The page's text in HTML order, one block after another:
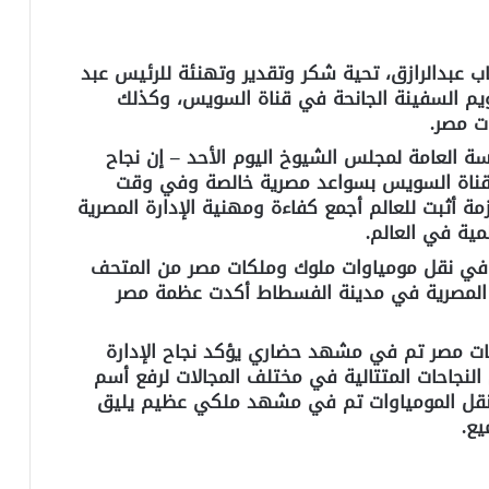
تحية شكر وتقدير وتهنئة للرئيس عبد
السفينة الجانحة في قناة السويس، وكذلك
مصر.
لمجلس الشيوخ اليوم الأحد – إن نجاح
السويس بسواعد مصرية خالصة وفي وقت
أثبت للعالم أجمع كفاءة ومهنية الإدارة المصرية
في العالم.
نقل مومياوات ملوك وملكات مصر من المتحف
المصرية في مدينة الفسطاط أكدت عظمة مصر
مصر تم في مشهد حضاري يؤكد نجاح الإدارة
المتتالية في مختلف المجالات لرفع أسم
نقل المومياوات تم في مشهد ملكي عظيم يليق